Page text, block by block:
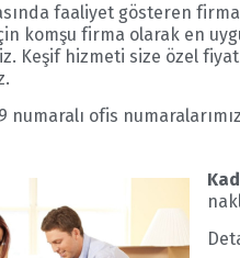
faaliyet gösteren
komşu firma olarak en
Keşif hizmeti size özel
numaralı ofis